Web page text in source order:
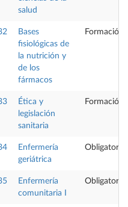
salud
Bases
fisiológicas de
la nutrición y
de los
fármacos
Formación
Ética y
legislación
sanitaria
Formación
Enfermería
geriátrica
Obligatoria
Enfermería
comunitaria I
Obligatoria